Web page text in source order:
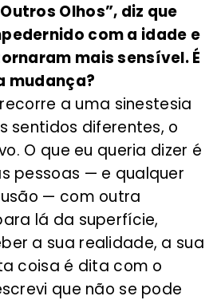
Olhos”, diz que
com a idade e
mais sensível. É
mudança?
a uma sinestesia
sentidos diferentes, o
O que eu queria dizer é
pessoas — e qualquer
— com outra
lá da superfície,
a sua realidade, a sua
coisa é dita com o
que não se pode